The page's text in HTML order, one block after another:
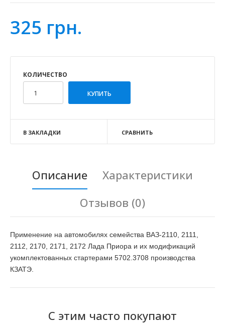
325 грн.
КОЛИЧЕСТВО
В ЗАКЛАДКИ СРАВНИТЬ
Описание
Характеристики
Отзывов (0)
Применение на автомобилях семейства ВАЗ-2110, 2111,
2112, 2170, 2171, 2172 Лада Приора и их модификаций
укомплектованных стартерами 5702.3708 производства
КЗАТЭ.
С этим часто покупают